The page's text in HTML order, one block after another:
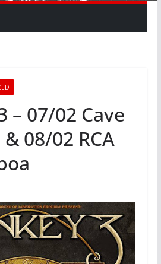
– 07/02 Cave
08/02 RCA